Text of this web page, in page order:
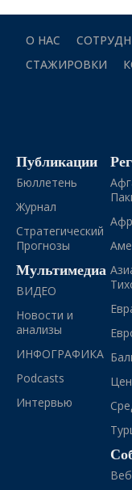
О НАС
СТАЖИРОВКИ
Публикации
Бюллетень
Журнал
Стратегический
Прогнозы
Мультимедиа
ВИДЕО
Новости и
анализы
ИНФОГРАФИКА
Podcasts
Интервью